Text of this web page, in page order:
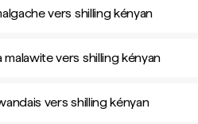
vers shilling kényan
vers shilling kényan
vers shilling kényan